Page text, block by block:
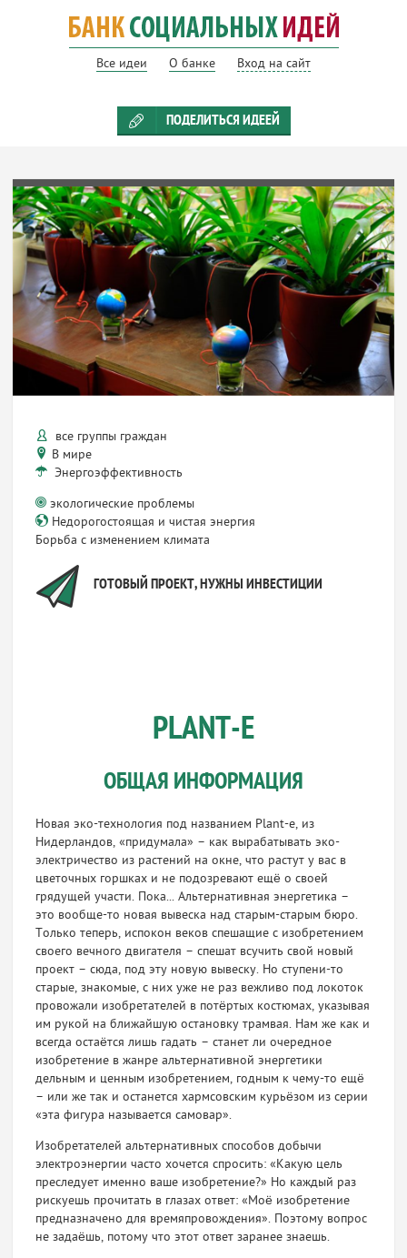
Все идеи О банке Вход на сайт
ПОДЕЛИТЬСЯ ИДЕЕЙ
все группы граждан
В мире
Энергоэффективность
экологические проблемы
Недорогостоящая и чистая энергия
Борьба с изменением климата
ГОТОВЫЙ ПРОЕКТ, НУЖНЫ ИНВЕСТИЦИИ
PLANT-E
ОБЩАЯ ИНФОРМАЦИЯ
Новая эко-технология под названием Plant-e, из
Нидерландов, «придумала» – как вырабатывать эко-
электричество из растений на окне, что растут у вас в
цветочных горшках и не подозревают ещё о своей
грядущей участи. Пока... Альтернативная энергетика –
это вообще-то новая вывеска над старым-старым бюро.
Только теперь, испокон веков спешащие с изобретением
своего вечного двигателя – спешат всучить свой новый
проект – сюда, под эту новую вывеску. Но ступени-то
старые, знакомые, с них уже не раз вежливо под локоток
провожали изобретателей в потёртых костюмах, указывая
им рукой на ближайшую остановку трамвая. Нам же как и
всегда остаётся лишь гадать – станет ли очередное
изобретение в жанре альтернативной энергетики
дельным и ценным изобретением, годным к чему-то ещё
– или же так и останется хармсовским курьёзом из серии
«эта фигура называется самовар».
Изобретателей альтернативных способов добычи
электроэнергии часто хочется спросить: «Какую цель
преследует именно ваше изобретение?» Но каждый раз
рискуешь прочитать в глазах ответ: «Моё изобретение
предназначено для времяпровождения». Поэтому вопрос
не задаёшь, потому что этот ответ заранее знаешь.